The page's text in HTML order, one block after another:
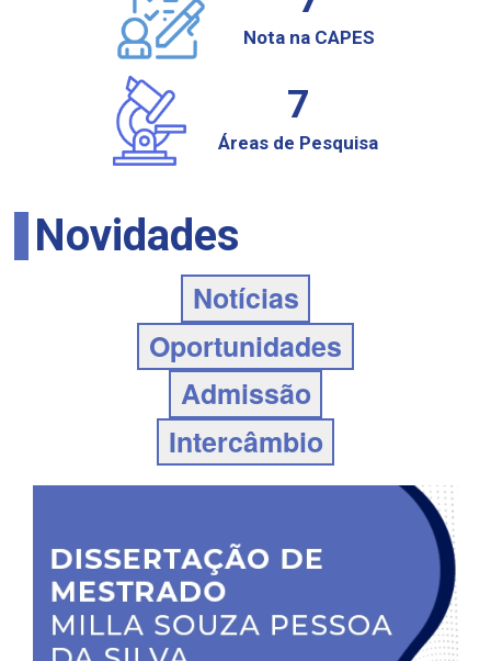
Nota na CAPES
7
Áreas de Pesquisa
Novidades